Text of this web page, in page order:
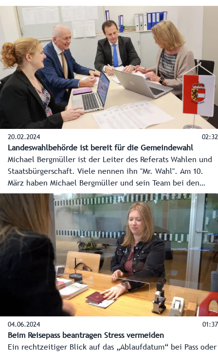
für das Land Salzburg und die Menschen zu arbeiten.
20.02.2024 02:32
Landeswahlbehörde ist bereit für die Gemeindewahl
Michael Bergmüller ist der Leiter des Referats Wahlen und
Staatsbürgerschaft. Viele nennen ihn "Mr. Wahl". Am 10.
März haben Michael Bergmüller und sein Team bei den
Gemeindewahlen wieder viel zu tun, damit alles korrekt
abläuft.
04.06.2024 01:37
Beim Reisepass beantragen Stress vermeiden
Ein rechtzeitiger Blick auf das „Ablaufdatum“ bei Pass oder